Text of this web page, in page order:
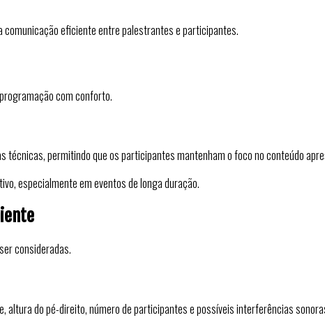
comunicação eficiente entre palestrantes e participantes.
com conforto.
permitindo que os participantes mantenham o foco no conteúdo
especialmente em eventos de longa duração.
consideradas.
do pé-direito, número de participantes e possíveis interferências